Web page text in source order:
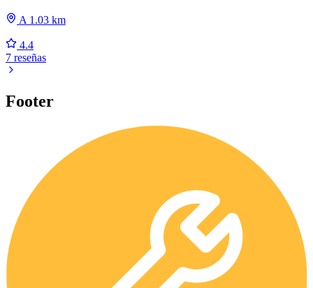
A 1.03 km
4.4
7 reseñas
Footer